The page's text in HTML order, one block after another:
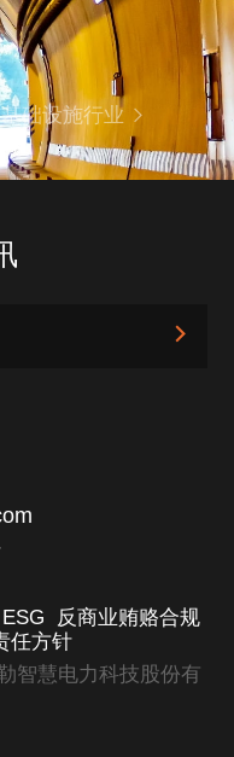
础设施行业
ESG
反商业贿赂合规
任方针
智慧电力科技股份有